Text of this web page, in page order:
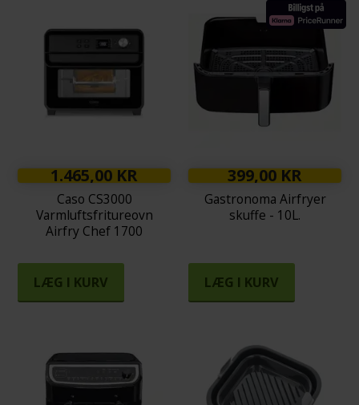
1.465,00 KR
Caso CS3000
Varmluftsfritureovn
Airfry Chef 1700
LÆG I KURV
399,00 KR
Gastronoma Airfryer
skuffe - 10L.
LÆG I KURV